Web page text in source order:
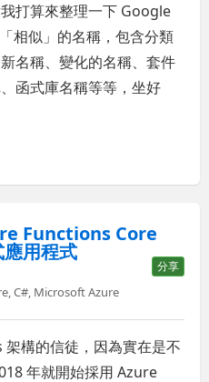
打算來整理一下 Google
相似」的名稱，包含分類
名稱、變化的名稱、套件
函式庫名稱等等，坐好
Functions Core
用程式
分享
,C#, Microsoft Azure
構的信徒，因為實在是不
年就開始採用 Azure